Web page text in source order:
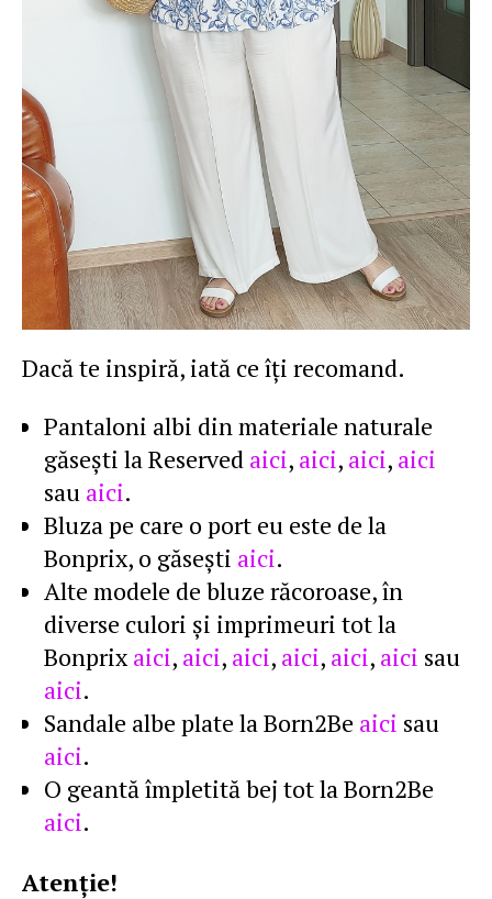
Dacă te inspiră, iată ce îţi recomand.
Pantaloni albi din materiale naturale
găseşti la Reserved aici, aici, aici, aici
sau aici.
Bluza pe care o port eu este de la
Bonprix, o găseşti aici.
Alte modele de bluze răcoroase, în
diverse culori şi imprimeuri tot la
Bonprixaici, aici, aici, aici, aici, aici sau
aici.
Sandale albe plate la Born2Be aici sau
aici.
O geantă împletită bej tot la Born2Be
aici.
Atenţie!